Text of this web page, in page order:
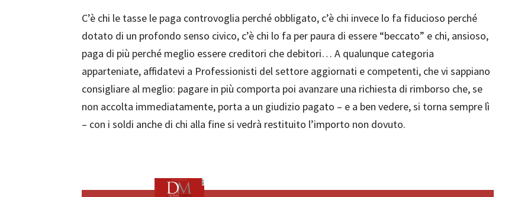
C’è chi le tasse le paga controvoglia perché obbligato, c’è chi invece lo fa fiducioso perché
dotato di un profondo senso civico, c’è chi lo fa per paura di essere “beccato” e chi, ansioso,
paga di più perché meglio essere creditori che debitori… A qualunque categoria
apparteniate, affidatevi a Professionisti del settore aggiornati e competenti, che vi sappiano
consigliare al meglio: pagare in più comporta poi avanzare una richiesta di rimborso che, se
non accolta immediatamente, porta a un giudizio pagato – e a ben vedere, si torna sempre lì
– con i soldi anche di chi alla fine si vedrà restituito l’importo non dovuto.